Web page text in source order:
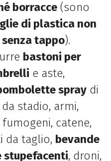
borracce(sono
di plastica non
tappo).
bastoni per
e aste,
spraydi
stadio, armi,
catene,
da taglio, bevande
stupefacenti, droni,